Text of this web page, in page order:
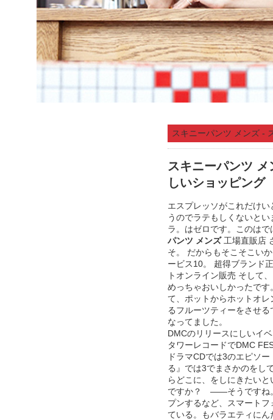
スキニーパンツ メンズ -
スキニーパンツ
しいショッピング
エスプレッソがこれだけ
うのでラテもしくないと
ラ。はゼロです。このは
パンツ メンズ工場直販店
そ。 だからもそこそこい
ービス10。 超得ブランド
トオンライン販売 そして
めっちゃおいしかったで
て、ポットからホットオ
るフルーツティーをさせ
なってました。
DMCのリリースにしいイ
タワーレコードでDMC
ドラマCDでは3のエピソ
る』では3でまさかのをし
らどこに、をしにきたい
ですか？ ――そうですね
プンするなど、スマート
ている。もバラエティに